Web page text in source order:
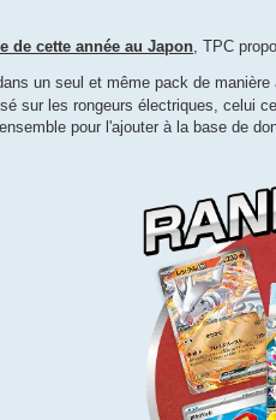
de cette année au Japon, TPC
un seul et même pack de
sur les rongeurs électriques, celui
pour l'ajouter à la base de